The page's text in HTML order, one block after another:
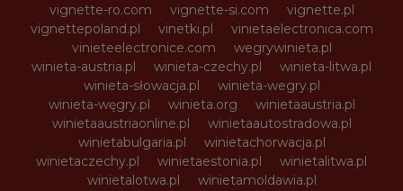
vignette-ro.com
vignette-si.com
vignette.pl
vignettepoland.pl
vinetki.pl
vinietaelectronica.com
vinieteelectronice.com
wegrywinieta.pl
winieta-austria.pl
winieta-czechy.pl
winieta-litwa.pl
winieta-słowacja.pl
winieta-wegry.pl
winieta-węgry.pl
winieta.org
winietaaustria.pl
winietaaustriaonline.pl
winietaautostradowa.pl
winietabulgaria.pl
winietachorwacja.pl
winietaczechy.pl
winietaestonia.pl
winietalitwa.pl
winietalotwa.pl
winietamoldawia.pl